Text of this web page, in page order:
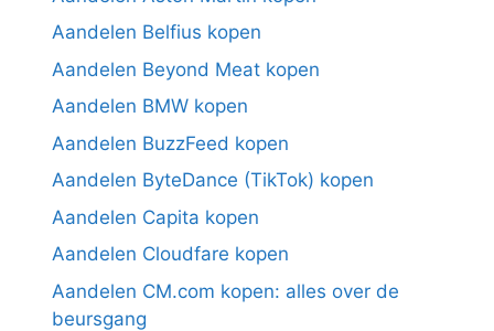
Aandelen Belfius kopen
Aandelen Beyond Meat kopen
Aandelen BMW kopen
Aandelen BuzzFeed kopen
Aandelen ByteDance (TikTok) kopen
Aandelen Capita kopen
Aandelen Cloudfare kopen
Aandelen CM.com kopen: alles over de
beursgang